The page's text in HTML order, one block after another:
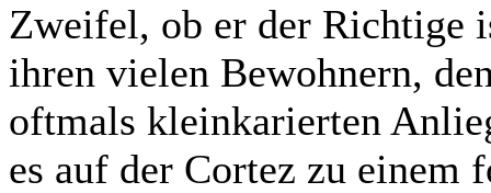
Zweifel, ob er der Richtige
ihren vielen Bewohnern,
oftmals kleinkarierten
es auf der Cortez zu einem